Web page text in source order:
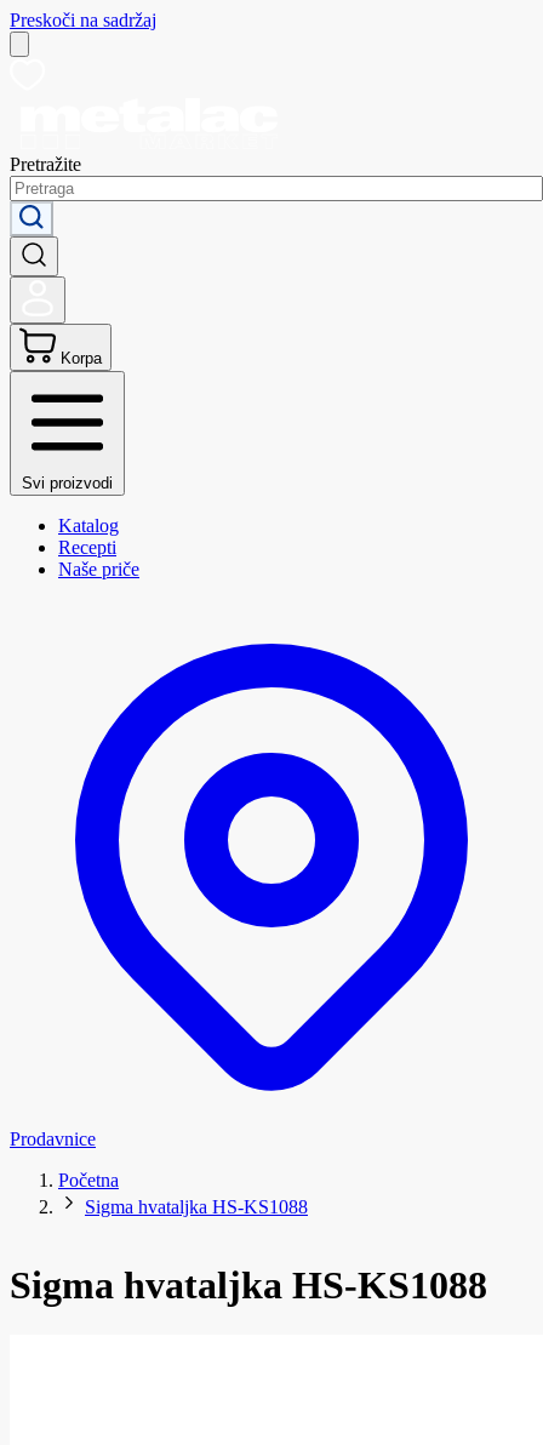
Preskoči na sadržaj
Pretražite
Korpa
Svi proizvodi
Katalog
Recepti
Naše priče
Prodavnice
Početna
Sigma hvataljka HS-KS1088
Sigma hvataljka HS-KS1088